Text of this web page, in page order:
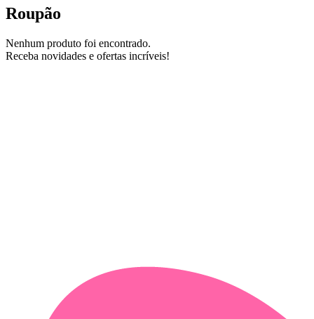
Roupão
Nenhum produto foi encontrado.
Receba novidades e ofertas incríveis!